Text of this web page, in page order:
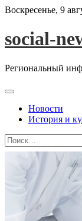
Skip
content
Воскресенье, 9
social-
Региональный
Новости
История и
Найти: